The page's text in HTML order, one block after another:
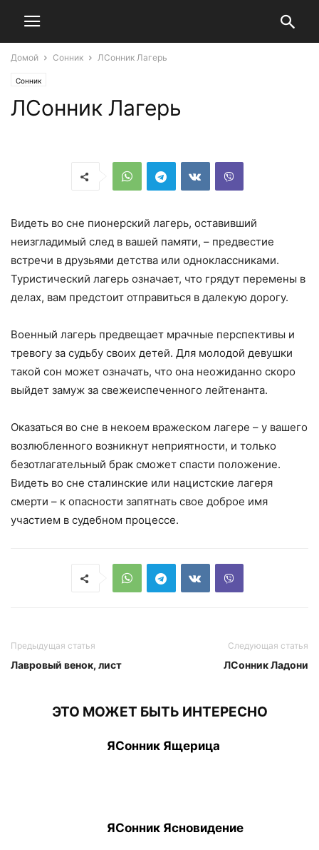
Домой Сонник ЛСонник Лагерь
Сонник
ЛСонник Лагерь
Видеть во сне пионерский лагерь, оставивший
неизгладимый след в вашей памяти, – предвестие
встречи в друзьями детства или одноклассниками.
Туристический лагерь означает, что грядут перемены в
делах, вам предстоит отправиться в далекую дорогу.
Военный лагерь предвещает мрачные перспективы и
тревогу за судьбу своих детей. Для молодой девушки
такой сон может означать, что она неожиданно скоро
выйдет замуж за свежеиспеченного лейтенанта.
Оказаться во сне в некоем вражеском лагере – у вашего
возлюбленного возникнут неприятности, и только
безотлагательный брак сможет спасти положение.
Видеть во сне сталинские или нацистские лагеря
смерти – к опасности запятнать свое доброе имя
участием в судебном процессе.
Предыдущая статья
Лавровый венок, лист
Следующая статья
ЛСонник Ладони
ЭТО МОЖЕТ БЫТЬ ИНТЕРЕСНО
ЯСонник Ящерица
ЯСонник Ясновидение